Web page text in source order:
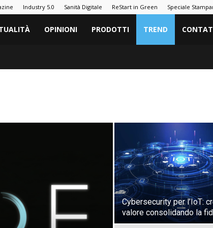
Industry 5.0 Sanità Digitale ReStart in Green Speciale
OPINIONI PRODOTTI TREND
Cybersecurity per l’IoT:
valore consolidando la